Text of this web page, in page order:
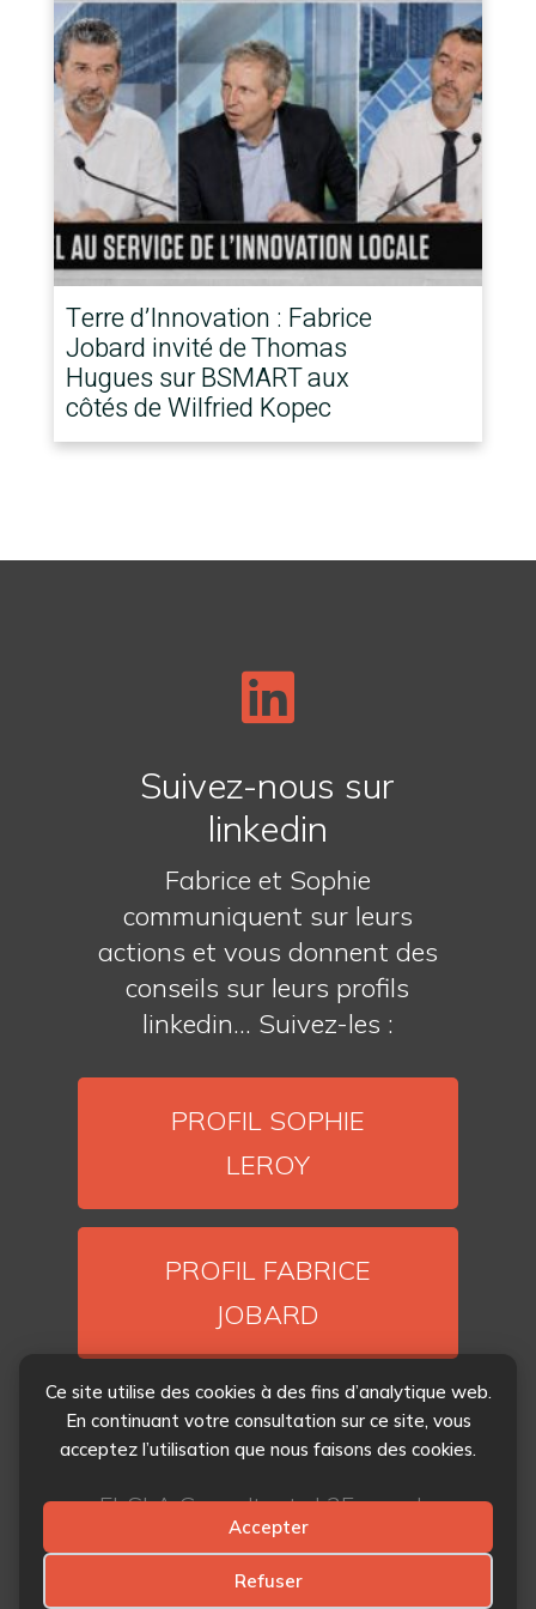
Ce site utilise des cookies à des fins d’analytique web.
En continuant votre consultation sur ce site, vous
acceptez l’utilisation que nous faisons des cookies.
Accepter
Refuser
Terre d’Innovation : Fabrice
Jobard invité de Thomas
Hugues sur BSMART aux
côtés de Wilfried Kopec

Suivez-nous sur
linkedin
Fabrice et Sophie
communiquent sur leurs
actions et vous donnent des
conseils sur leurs profils
linkedin... Suivez-les :
PROFIL SOPHIE
LEROY
PROFIL FABRICE
JOBARD
FJ-SLA Consultants | 25, rue de
Chartres 92200 Neuilly sur Seine |
confidentialité